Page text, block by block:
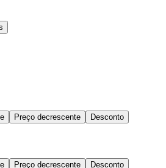
Preço decrescente Desconto
Preço decrescente Desconto